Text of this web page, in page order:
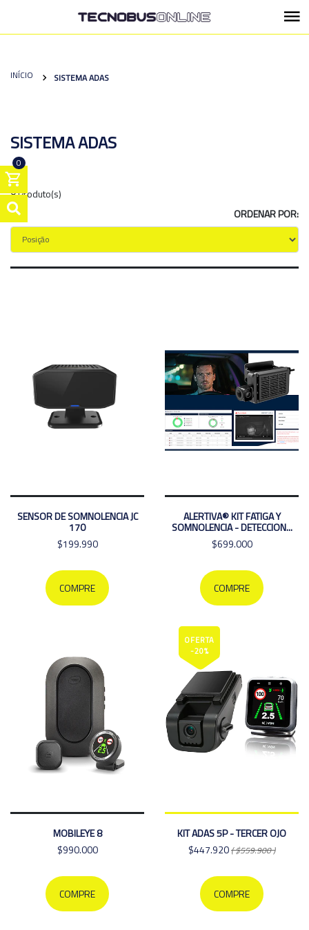
0
INÍCIO SISTEMA ADAS
SISTEMA ADAS
8 Produto(s)
ORDENAR POR:
SENSOR DE SOMNOLENCIA JC
170
$199.990
COMPRE
ALERTIVA® KIT FATIGA Y
SOMNOLENCIA - DETECCION...
$699.000
COMPRE
MOBILEYE 8
$990.000
COMPRE
OFERTA
-20%
KIT ADAS 5P - TERCER OJO
$447.920( $559.900 )
COMPRE